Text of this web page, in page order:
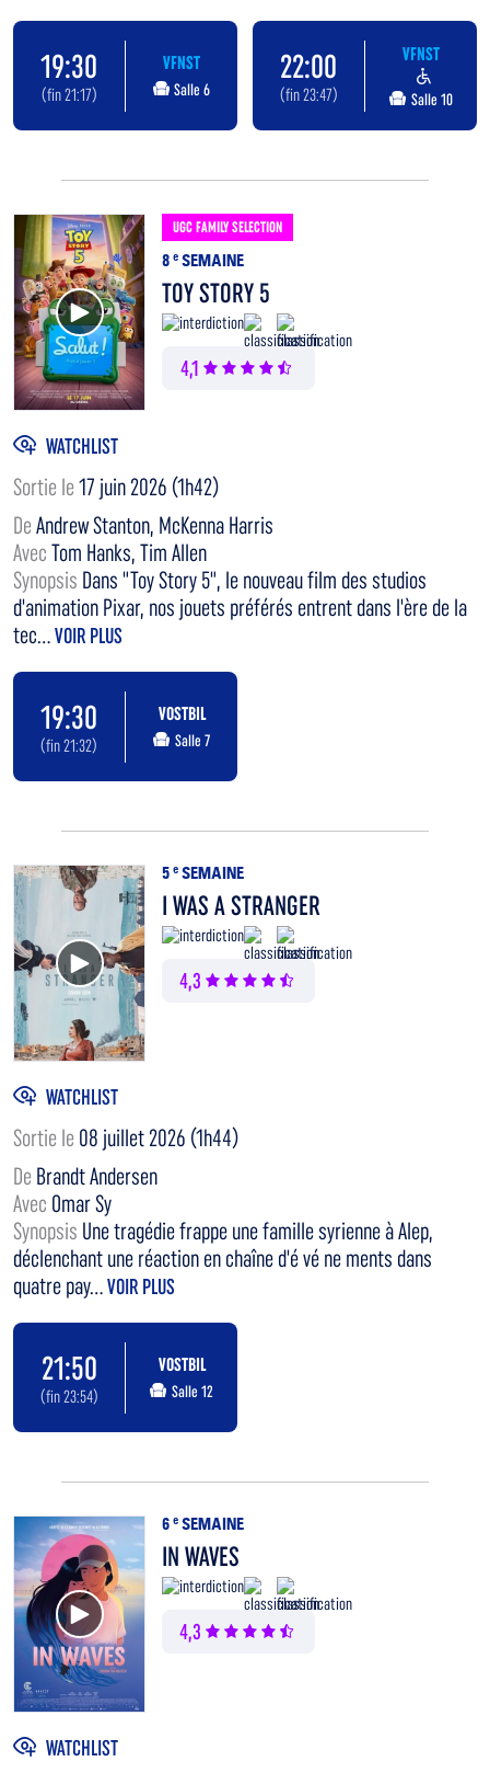
19:30
(fin 21:17)
VFNST
Salle 6
22:00
(fin 23:47)
VFNST
Salle 10
Voir la bande annonce
UGC FAMILY SELECTION
8 e SEMAINE
TOY STORY 5
4,1
WATCHLIST
Sortie le 17 juin 2026 (1h42)
De Andrew Stanton, McKenna Harris
Avec Tom Hanks, Tim Allen
Synopsis Dans "Toy Story 5", le nouveau film des studios
d'animation Pixar, nos jouets préférés entrent dans l'ère de la
tec...VOIR PLUS
19:30
(fin 21:32)
VOSTBIL
Salle 7
Voir la bande annonce
5 e SEMAINE
I WAS A STRANGER
4,3
WATCHLIST
Sortie le 08 juillet 2026 (1h44)
De Brandt Andersen
Avec Omar Sy
Synopsis Une tragédie frappe une famille syrienne à Alep,
déclenchant une réaction en chaîne d'é vé ne ments dans
quatre pay...VOIR PLUS
21:50
(fin 23:54)
VOSTBIL
Salle 12
Voir la bande annonce
6 e SEMAINE
IN WAVES
4,3
WATCHLIST